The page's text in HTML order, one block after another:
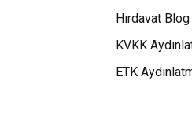
Hırdavat Blog
KVKK
ETK